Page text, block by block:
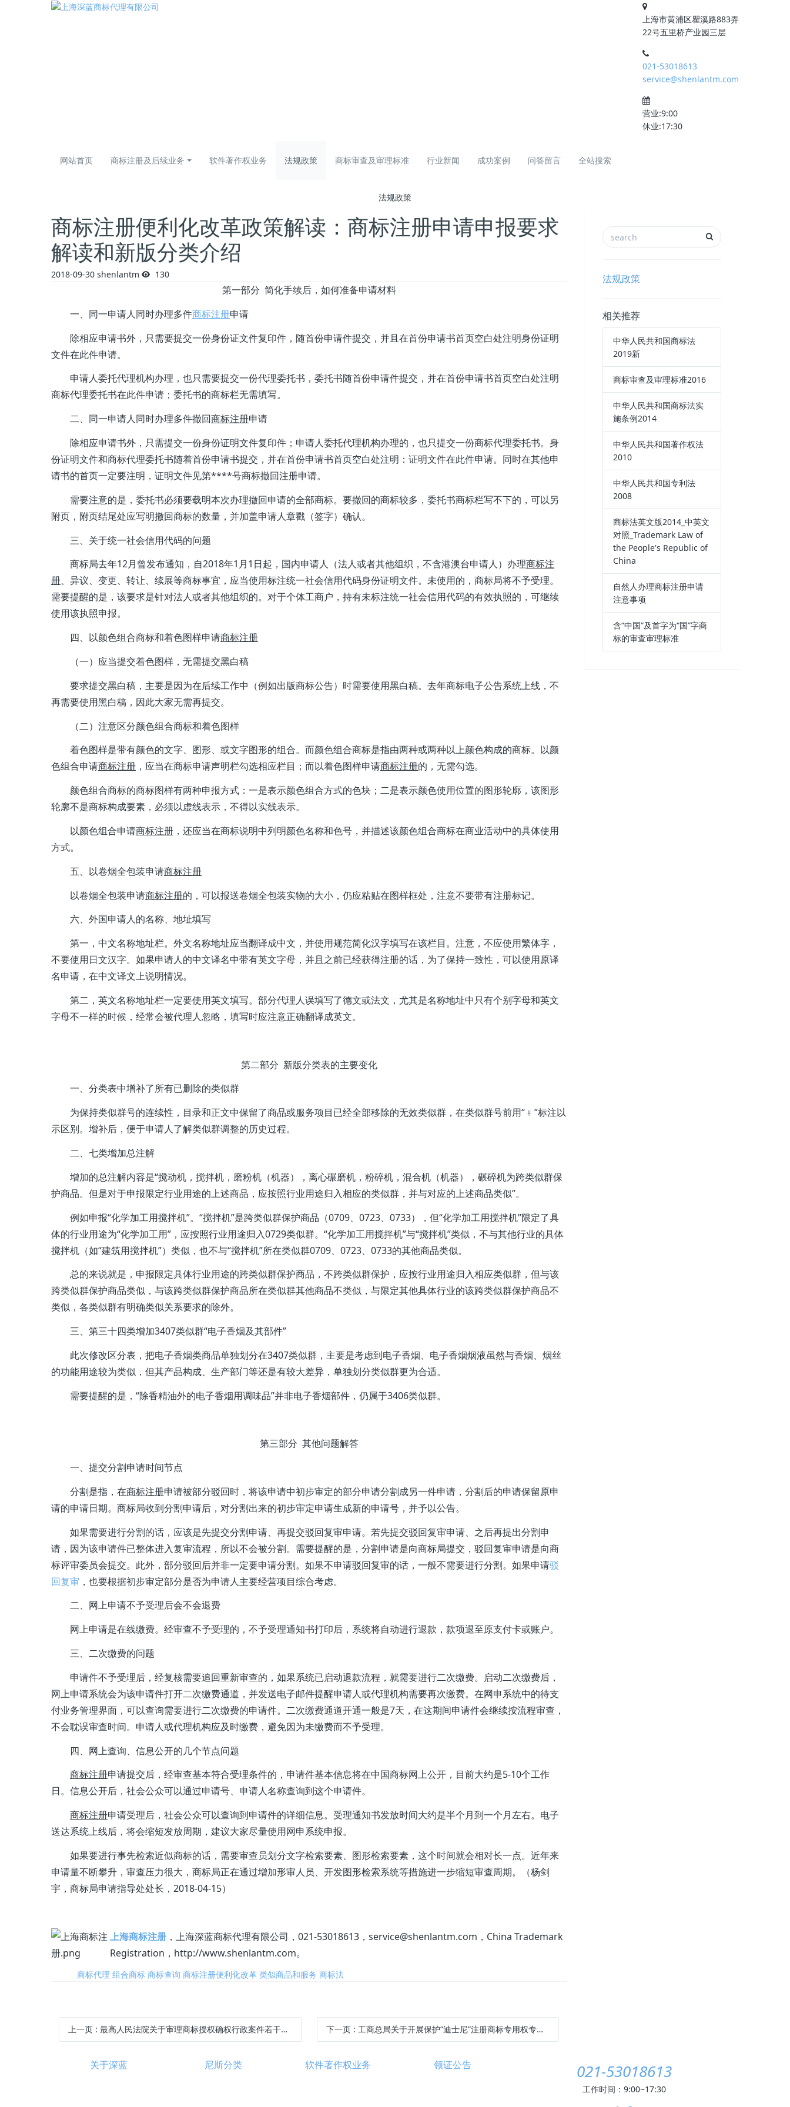
上海市黄浦区瞿溪路883弄
22号五里桥产业园三层
021-53018613
service@shenlantm.com
营业:9:00
休业:17:30
网站首页 商标注册及后续业务 软件著作权业务 法规政策 商标审查及审理标准 行业新闻 成功案例 问答留言 全站搜索
法规政策
商标注册便利化改革政策解读：商标注册申请申报要求
解读和新版分类介绍
2018-09-30 shenlantm 130
第一部分 简化手续后，如何准备申请材料
一、同一申请人同时办理多件商标注册申请
除相应申请书外，只需要提交一份身份证文件复印件，随首份申请件提交，并且在首份申请书首页空白处注明身份证明
文件在此件申请。
申请人委托代理机构办理，也只需要提交一份代理委托书，委托书随首份申请件提交，并在首份申请书首页空白处注明
商标代理委托书在此件申请；委托书的商标栏无需填写。
二、同一申请人同时办理多件撤回商标注册申请
除相应申请书外，只需提交一份身份证明文件复印件；申请人委托代理机构办理的，也只提交一份商标代理委托书。身
份证明文件和商标代理委托书随着首份申请书提交，并在首份申请书首页空白处注明：证明文件在此件申请。同时在其他申
请书的首页一定要注明，证明文件见第****号商标撤回注册申请。
需要注意的是，委托书必须要载明本次办理撤回申请的全部商标。要撤回的商标较多，委托书商标栏写不下的，可以另
附页，附页结尾处应写明撤回商标的数量，并加盖申请人章戳（签字）确认。
三、关于统一社会信用代码的问题
商标局去年12月曾发布通知，自2018年1月1日起，国内申请人（法人或者其他组织，不含港澳台申请人）办理商标注
册、异议、变更、转让、续展等商标事宜，应当使用标注统一社会信用代码身份证明文件。未使用的，商标局将不予受理。
需要提醒的是，该要求是针对法人或者其他组织的。对于个体工商户，持有未标注统一社会信用代码的有效执照的，可继续
使用该执照申报。
四、以颜色组合商标和着色图样申请商标注册
（一）应当提交着色图样，无需提交黑白稿
要求提交黑白稿，主要是因为在后续工作中（例如出版商标公告）时需要使用黑白稿。去年商标电子公告系统上线，不
再需要使用黑白稿，因此大家无需再提交。
（二）注意区分颜色组合商标和着色图样
着色图样是带有颜色的文字、图形、或文字图形的组合。而颜色组合商标是指由两种或两种以上颜色构成的商标。以颜
色组合申请商标注册 ，应当在商标申请声明栏勾选相应栏目；而以着色图样申请商标注册的，无需勾选。
颜色组合商标的商标图样有两种申报方式：一是表示颜色组合方式的色块；二是表示颜色使用位置的图形轮廓，该图形
轮廓不是商标构成要素，必须以虚线表示，不得以实线表示。
以颜色组合申请商标注册 ，还应当在商标说明中列明颜色名称和色号，并描述该颜色组合商标在商业活动中的具体使用
方式。
五、以卷烟全包装申请商标注册
以卷烟全包装申请商标注册的，可以报送卷烟全包装实物的大小，仍应粘贴在图样框处，注意不要带有注册标记。
六、外国申请人的名称、地址填写
第一，中文名称地址栏。外文名称地址应当翻译成中文，并使用规范简化汉字填写在该栏目。注意，不应使用繁体字，
不要使用日文汉字。如果申请人的中文译名中带有英文字母，并且之前已经获得注册的话，为了保持一致性，可以使用原译
名申请，在中文译文上说明情况。
第二，英文名称地址栏一定要使用英文填写。部分代理人误填写了德文或法文，尤其是名称地址中只有个别字母和英文
字母不一样的时候，经常会被代理人忽略，填写时应注意正确翻译成英文。
第二部分 新版分类表的主要变化
一、分类表中增补了所有已删除的类似群
为保持类似群号的连续性，目录和正文中保留了商品或服务项目已经全部移除的无效类似群，在类似群号前用“﹟”标注以
示区别。增补后，便于申请人了解类似群调整的历史过程。
二、七类增加总注解
增加的总注解内容是“搅动机，搅拌机，磨粉机（机器），离心碾磨机，粉碎机，混合机（机器），碾碎机为跨类似群保
护商品。但是对于申报限定行业用途的上述商品，应按照行业用途归入相应的类似群，并与对应的上述商品类似”。
例如申报“化学加工用搅拌机”。“搅拌机”是跨类似群保护商品（0709、0723、0733），但“化学加工用搅拌机”限定了具
体的行业用途为“化学加工用”，应按照行业用途归入0729类似群。“化学加工用搅拌机”与“搅拌机”类似，不与其他行业的具体
搅拌机（如“建筑用搅拌机”）类似，也不与“搅拌机”所在类似群0709、0723、0733的其他商品类似。
总的来说就是，申报限定具体行业用途的跨类似群保护商品，不跨类似群保护，应按行业用途归入相应类似群，但与该
跨类似群保护商品类似，与该跨类似群保护商品所在类似群其他商品不类似，与限定其他具体行业的该跨类似群保护商品不
类似，各类似群有明确类似关系要求的除外。
三、第三十四类增加3407类似群“电子香烟及其部件”
此次修改区分表，把电子香烟类商品单独划分在3407类似群，主要是考虑到电子香烟、电子香烟烟液虽然与香烟、烟丝
的功能用途较为类似，但其产品构成、生产部门等还是有较大差异，单独划分类似群更为合适。
需要提醒的是，“除香精油外的电子香烟用调味品”并非电子香烟部件，仍属于3406类似群。
第三部分 其他问题解答
一、提交分割申请时间节点
分割是指，在商标注册申请被部分驳回时，将该申请中初步审定的部分申请分割成另一件申请，分割后的申请保留原申
请的申请日期。商标局收到分割申请后，对分割出来的初步审定申请生成新的申请号，并予以公告。
如果需要进行分割的话，应该是先提交分割申请、再提交驳回复审申请。若先提交驳回复审申请、之后再提出分割申
请，因为该申请件已整体进入复审流程，所以不会被分割。需要提醒的是，分割申请是向商标局提交，驳回复审申请是向商
标评审委员会提交。此外，部分驳回后并非一定要申请分割。如果不申请驳回复审的话，一般不需要进行分割。如果申请驳
回复审 ，也要根据初步审定部分是否为申请人主要经营项目综合考虑。
二、网上申请不予受理后会不会退费
网上申请是在线缴费。经审查不予受理的，不予受理通知书打印后，系统将自动进行退款，款项退至原支付卡或账户。
三、二次缴费的问题
申请件不予受理后，经复核需要追回重新审查的，如果系统已启动退款流程，就需要进行二次缴费。启动二次缴费后，
网上申请系统会为该申请件打开二次缴费通道，并发送电子邮件提醒申请人或代理机构需要再次缴费。在网申系统中的待支
付业务管理界面，可以查询需要进行二次缴费的申请件。二次缴费通道开通一般是7天，在这期间申请件会继续按流程审查，
不会耽误审查时间。申请人或代理机构应及时缴费，避免因为未缴费而不予受理。
四、网上查询、信息公开的几个节点问题
商标注册申请提交后，经审查基本符合受理条件的，申请件基本信息将在中国商标网上公开，目前大约是5-10个工作
日。信息公开后，社会公众可以通过申请号、申请人名称查询到这个申请件。
商标注册申请受理后，社会公众可以查询到申请件的详细信息。受理通知书发放时间大约是半个月到一个月左右。电子
送达系统上线后，将会缩短发放周期，建议大家尽量使用网申系统申报。
如果要进行事先检索近似商标的话，需要审查员划分文字检索要素、图形检索要素，这个时间就会相对长一点。近年来
申请量不断攀升，审查压力很大，商标局正在通过增加形审人员、开发图形检索系统等措施进一步缩短审查周期。（杨剑
宇，商标局申请指导处处长，2018-04-15）
上海商标注册 ，上海深蓝商标代理有限公司，021-53018613，service@shenlantm.com，China Trademark
Registration，http://www.shenlantm.com。
商标代理 组合商标 商标查询 商标注册便利化改革 类似商品和服务 商标法
上一页 : 最高人民法院关于审理商标授权确权行政案件若干问题的规定 下一页 : 工商总局关于开展保护“迪士尼”注册商标专用权专项行动的通知
法规政策
相关推荐
中华人民共和国商标法
2019新
商标审查及审理标准2016
中华人民共和国商标法实
施条例2014
中华人民共和国著作权法
2010
中华人民共和国专利法
2008
商标法英文版2014_中英文
对照_Trademark Law of
the People's Republic of
China
自然人办理商标注册申请
注意事项
含“中国”及首字为“国”字商
标的审查审理标准
关于深蓝 尼斯分类 软件著作权业务 领证公告 021-53018613
工作时间：9:00~17:30